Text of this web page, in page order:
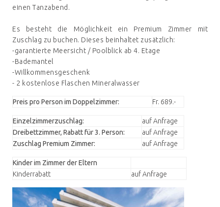
einen Tanzabend.
Es besteht die Möglichkeit ein Premium Zimmer mit
Zuschlag zu buchen. Dieses beinhaltet zusätzlich:
-garantierte Meersicht / Poolblick ab 4. Etage
-Bademantel
-Willkommensgeschenk
- 2 kostenlose Flaschen Mineralwasser
Preis pro Person im Doppelzimmer: Fr. 689.-
Einzelzimmerzuschlag:
auf Anfrage
Dreibettzimmer, Rabatt für 3. Person:
auf Anfrage
Zuschlag Premium Zimmer:
auf Anfrage
Kinder im Zimmer der Eltern
Kinderrabatt
auf Anfrage